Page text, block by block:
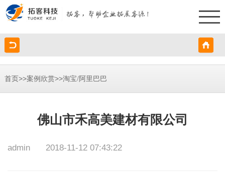
首页>>案例欣赏>>淘宝/阿里巴巴
佛山市禾高美建材有限公司
admin 2018-11-12 07:43:22